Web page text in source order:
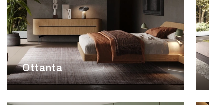
Ottanta